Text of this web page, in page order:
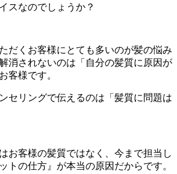
スなのでしょうか？
だくお客様にとても多いのが髪の悩み
消されないのは「自分の髪質に原因が
客様です。
セリングで伝えるのは「髪質に問題は
お客様の髪質ではなく、今まで担当し
トの仕方』が本当の原因だからです。